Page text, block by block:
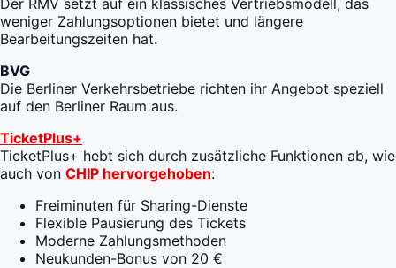
weniger Zahlungsoptionen bietet und längere
Bearbeitungszeiten hat.
BVG
Die Berliner Verkehrsbetriebe richten ihr Angebot speziell
auf den Berliner Raum aus.
TicketPlus+
TicketPlus+ hebt sich durch zusätzliche Funktionen ab, wie
auch von CHIP hervorgehoben:
Freiminuten für Sharing-Dienste
Flexible Pausierung des Tickets
Moderne Zahlungsmethoden
Neukunden-Bonus von 20 €